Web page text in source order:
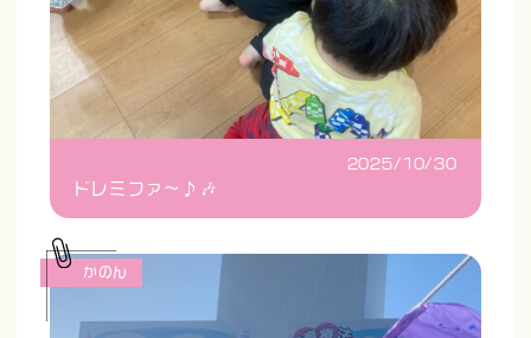
2025/10/30
ドレミファ〜♪🎶
かのん